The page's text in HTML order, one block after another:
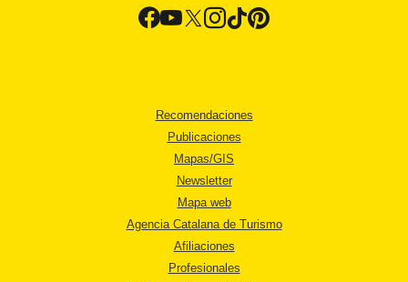
Recomendaciones
Publicaciones
Mapas/GIS
Newsletter
Mapa web
Agencia Catalana de Turismo
Afiliaciones
Profesionales